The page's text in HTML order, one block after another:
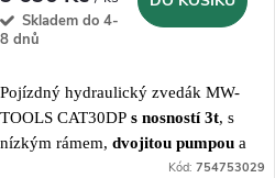
Skladem do 4-
8 dnů
Pojízdný hydraulický zvedák MW-
TOOLS CAT30DP s nosností 3t, s
nízkým rámem, dvojitou pumpou a
pedálem pro rychlý zdvihKód:754753029